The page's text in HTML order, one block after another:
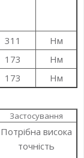
311
Нм
173
Нм
173 Нм
Застосування
Потрібна висока
точність